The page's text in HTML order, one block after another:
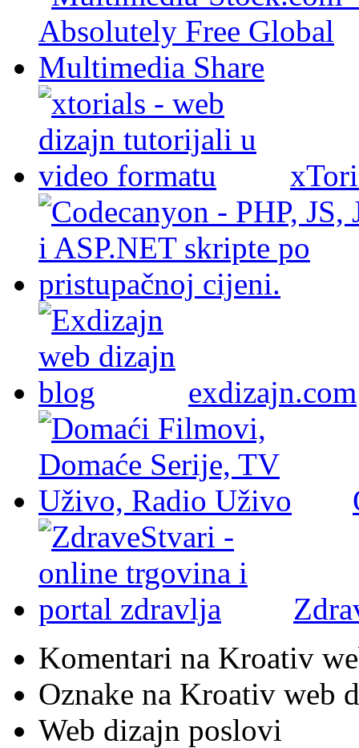
exdizajn.com
Komentari na Kroativ
Oznake na Kroativ web
Web dizajn poslovi